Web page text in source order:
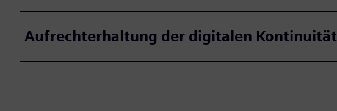
Aufrechterhaltung der digitalen Kontinuität